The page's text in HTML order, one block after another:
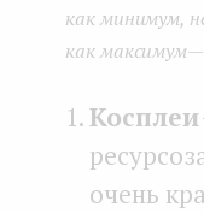
как минимум,
как максимум
Косплеи
очень